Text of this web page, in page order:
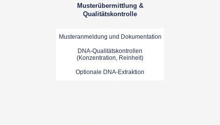
Musterübermittlung &
Qualitätskontrolle
Musteranmeldung und Dokumentation
DNA-Qualitätskontrollen
(Konzentration, Reinheit)
Optionale DNA-Extraktion